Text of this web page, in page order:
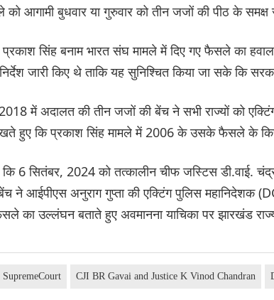
को आगामी बुधवार या गुरुवार को तीन जजों की पीठ के
सिंह बनाम भारत संघ मामले में दिए गए फैसले का
जारी किए थे ताकि यह सुनिश्चित किया जा सके कि
में अदालत की तीन जजों की बेंच ने सभी राज्यों को
हुए कि प्रकाश सिंह मामले में 2006 के उसके फैसले के
6 सितंबर, 2024 को तत्कालीन चीफ जस्टिस डी.वाई.
ने आईपीएस अनुराग गुप्ता की एक्टिंग पुलिस महानिदेशक
का उल्लंघन बताते हुए अवमानना याचिका पर झारखंड
SupremeCourt CJI BR Gavai and Justice K Vinod Chandran